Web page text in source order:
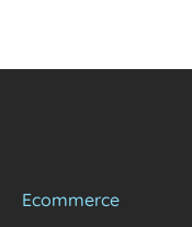
Ecommerce